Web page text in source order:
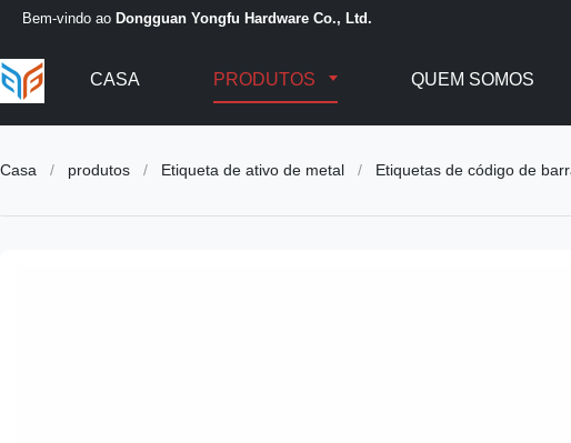
Bem-vindo ao Dongguan Yongfu Hardware Co., Ltd.
CASA PRODUTOS QUEM SOMOS
Casa / produtos / Etiqueta de ativo de metal / Etiquetas de código de